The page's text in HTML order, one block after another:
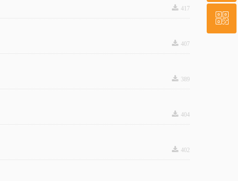
끂 417
끂 407
끂 389
끂 404
끂 402
400-879-3341
ꀥ